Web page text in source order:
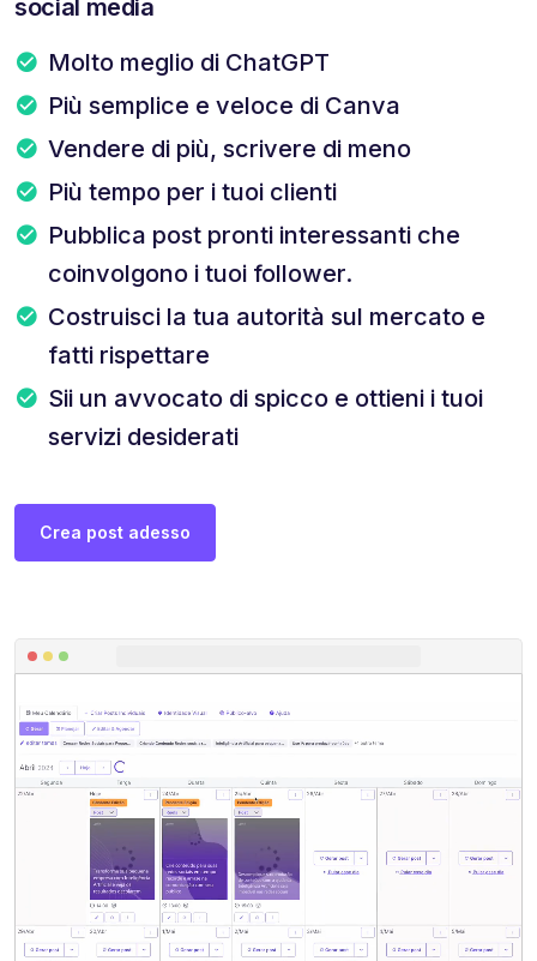
social media
Molto meglio di ChatGPT
Più semplice e veloce di Canva
Vendere di più, scrivere di meno
Più tempo per i tuoi clienti
Pubblica post pronti interessanti che
coinvolgono i tuoi follower.
Costruisci la tua autorità sul mercato e
fatti rispettare
Sii un avvocato di spicco e ottieni i tuoi
servizi desiderati
Crea post adesso